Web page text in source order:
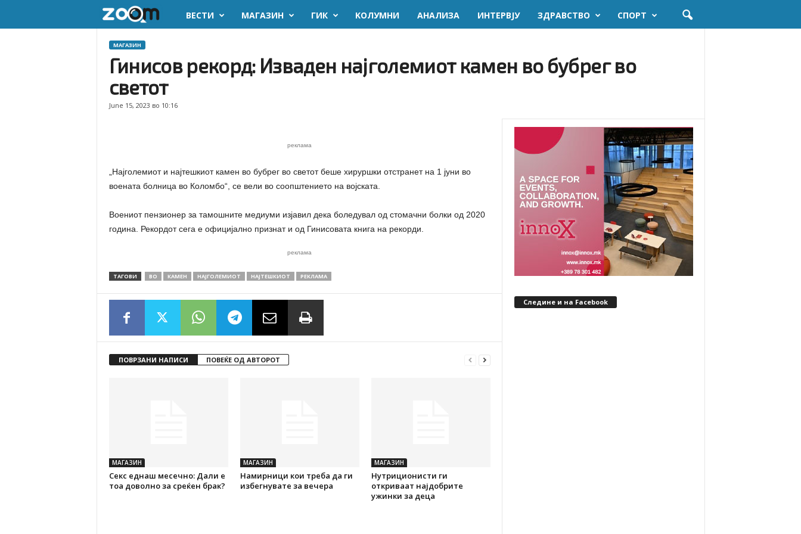
o
k
ВЕСТИ МАГАЗИН ГИК KОЛУМНИ AНАЛИЗА ИНТЕРВЈУ ЗДРАВСТВО СПОРТ
МАГАЗИН
Гинисов рекорд: Изваден најголемиот камен во бубрег во
светот
June 15, 2023 во 10:16
реклама
„Најголемиот и најтешкиот камен во бубрег во светот беше хируршки отстранет на 1 јуни во
воената болница во Коломбо“, се вели во соопштението на војската.
Воениот пензионер за тамошните медиуми изјавил дека боледувал од стомачни болки од 2020
година. Рекордот сега е официјално признат и од Гинисовата книга на рекорди.
реклама
ТАГОВИ ВО КАМЕН НАЈГОЛЕМИОТ НАЈТЕШКИОТ РЕКЛАМА
ПОВРЗАНИ НАПИСИ ПОВЕЌЕ ОД АВТОРОТ
МАГАЗИН
Секс еднаш месечно: Дали е
тоа доволно за среќен брак?
МАГАЗИН
Намирници кои треба да ги
избегнувате за вечера
МАГАЗИН
Нутриционисти ги
откриваат најдобрите
ужинки за деца
Следине и на Facebook